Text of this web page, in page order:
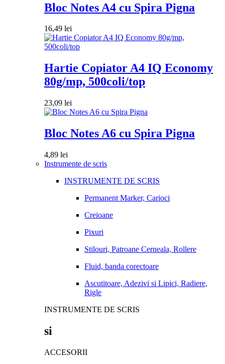
Bloc Notes A4 cu Spira Pigna
16,49 lei
Hartie Copiator A4 IQ Economy
80g/mp, 500coli/top
23,09 lei
Bloc Notes A6 cu Spira Pigna
4,89 lei
Instrumente de scris
INSTRUMENTE DE SCRIS
Permanent Marker, Carioci
Creioane
Pixuri
Stilouri, Patroane Cerneala, Rollere
Fluid, banda corectoare
Ascutitoare, Adezivi si Lipici, Radiere,
Rigle
INSTRUMENTE DE SCRIS
si
ACCESORII